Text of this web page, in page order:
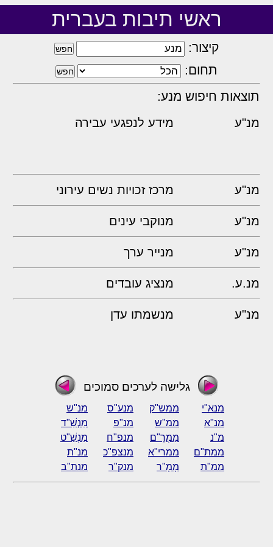
ראשי תיבות בעברית
קיצור:
תחום:
תוצאות חיפוש מנע:
מנ"ע מידע לנפגעי עבירה
מנ"ע מרכז זכויות נשים עירוני
מנ"ע מנוקבי עינים
מנ"ע מנייר ערך
מנ.ע. מנציג עובדים
מנ"ע מנשמתו עדן
גלישה לערכים סמוכים
מנא"י ממש"ק מנע"ס
מנ"ש
מנ"א
ממ"ש מנ"פ
מַנְשַׁ"ד
מ"נ
מַמְרָ"ם מנפ"ח
מַנְשַׁ"ט
ממת"ם
ממרי"א מנצפ"כ
מנ"ת
ממ"ת
מָמָ"ר מנק"ר מנת"ב